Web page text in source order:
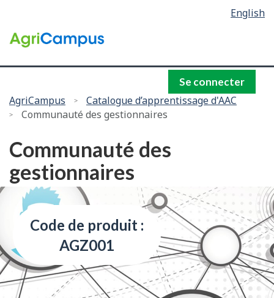
selection
English
/
du
Se connecter
Vous
êtes
AgriCampus
Catalogue d’apprentissage d'AAC
Communauté des gestionnaires
Communauté des
gestionnaires
Code de produit :
AGZ001